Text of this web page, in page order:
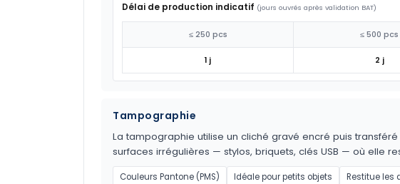
Délai de production indicatif (jours ouvrés après validation BAT)
≤ 250 pcs ≤ 500 pcs
1 j 2 j
Tampographie
La tampographie utilise un cliché gravé encré puis
surfaces irrégulières — stylos, briquets, clés USB — où elle
Couleurs Pantone (PMS) Idéale pour petits objets Restitue les